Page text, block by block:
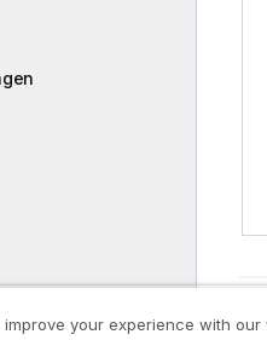
your experience with our